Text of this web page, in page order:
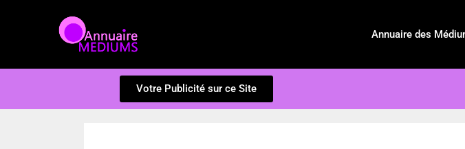
Annuaire des
Votre Publicité sur ce Site